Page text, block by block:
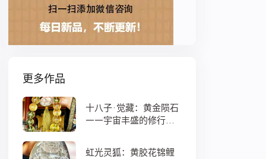
更多作品
十八子·觉藏：黄金陨石
——宇宙丰盛的修行之
虹光灵狐：黄胶花锦鲤